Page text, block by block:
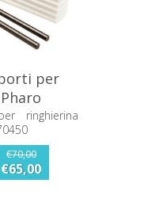
per
ringhierina
€70,00
€65,00